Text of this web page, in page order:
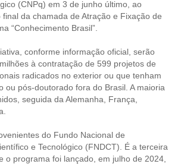
SALARIAL
DA PROFISSÃO
DE ÉTICA
(CNPq) em 3 de junho último, ao
da chamada de Atração e Fixação de
“Conhecimento Brasil”.
conforme informação oficial, serão
à contratação de 599 projetos de
radicados no exterior ou que tenham
ou pós-doutorado fora do Brasil. A maioria
seguida da Alemanha, França,
do Fundo Nacional de
e Tecnológico (FNDCT). É a terceira
o programa foi lançado, em julho de 2024,